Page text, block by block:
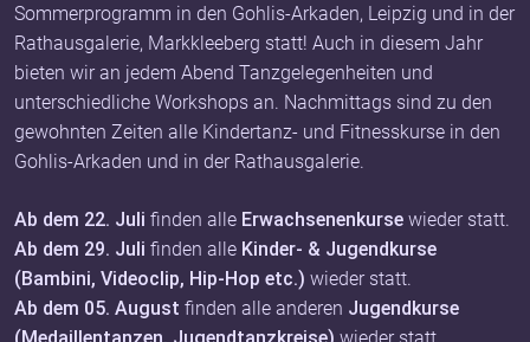
Sommerprogramm in den Gohlis-Arkaden, Leipzig und in der
Rathausgalerie, Markkleeberg statt! Auch in diesem Jahr
bieten wir an jedem Abend Tanzgelegenheiten und
unterschiedliche Workshops an. Nachmittags sind zu den
gewohnten Zeiten alle Kindertanz- und Fitnesskurse in den
Gohlis-Arkaden und in der Rathausgalerie.
Ab dem 22. Juli finden alle Erwachsenenkurse wieder statt.
Ab dem 29. Juli finden alle Kinder- & Jugendkurse
(Bambini, Videoclip, Hip-Hop etc.) wieder statt.
Ab dem 05. August finden alle anderen Jugendkurse